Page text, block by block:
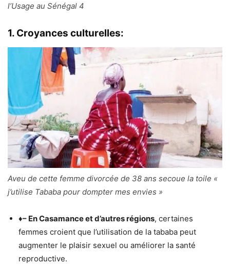
l’Usage au Sénégal 4
1. Croyances culturelles:
Aveu de cette femme divorcée de 38 ans secoue la toile «
j’utilise Tababa pour dompter mes envies »
♦– En Casamance et d’autres régions, certaines
femmes croient que l’utilisation de la tababa peut
augmenter le plaisir sexuel ou améliorer la santé
reproductive.